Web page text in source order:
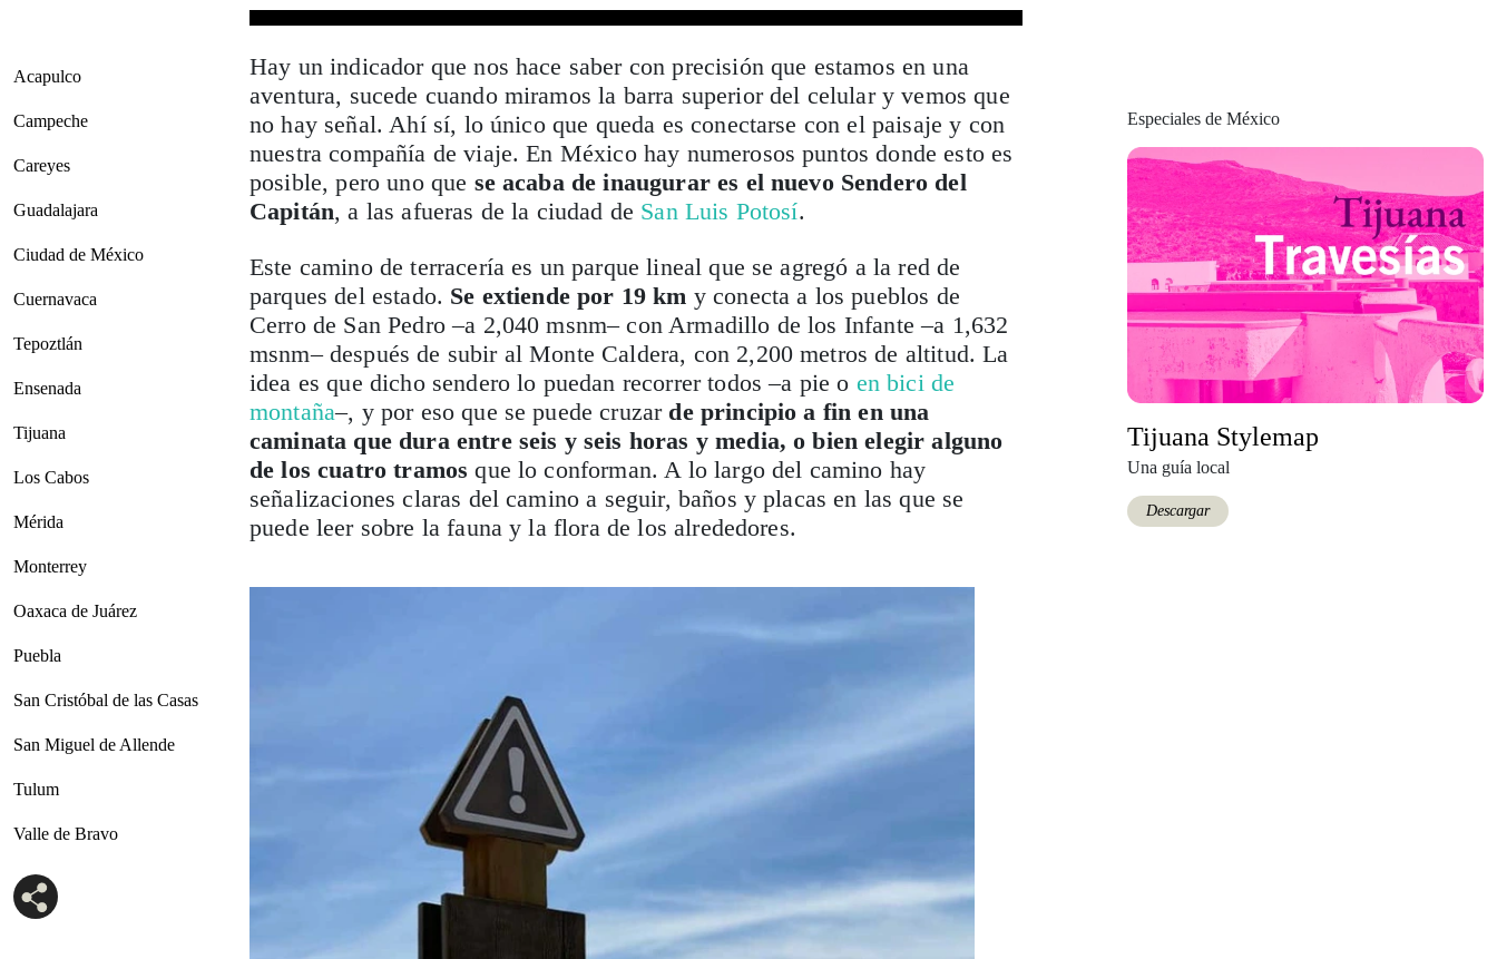
Acapulco
Campeche
Careyes
Guadalajara
Ciudad de México
Cuernavaca
Tepoztlán
Ensenada
Tijuana
Los Cabos
Mérida
Monterrey
Oaxaca de Juárez
Puebla
San Cristóbal de las Casas
San Miguel de Allende
Tulum
Valle de Bravo
Hay un indicador que nos hace saber con precisión que estamos en una
aventura, sucede cuando miramos la barra superior del celular y vemos que
no hay señal. Ahí sí, lo único que queda es conectarse con el paisaje y con
nuestra compañía de viaje. En México hay numerosos puntos donde esto es
posible, pero uno que se acaba de inaugurar es el nuevo Sendero del
Capitán, a las afueras de la ciudad de San Luis Potosí.
Este camino de terracería es un parque lineal que se agregó a la red de
parques del estado. Se extiende por 19 km y conecta a los pueblos de
Cerro de San Pedro –a 2,040 msnm– con Armadillo de los Infante –a 1,632
msnm– después de subir al Monte Caldera, con 2,200 metros de altitud. La
idea es que dicho sendero lo puedan recorrer todos –a pie o en bici de
montaña–, y por eso que se puede cruzar de principio a fin en una
caminata que dura entre seis y seis horas y media, o bien elegir alguno
de los cuatro tramos que lo conforman. A lo largo del camino hay
señalizaciones claras del camino a seguir, baños y placas en las que se
puede leer sobre la fauna y la flora de los alrededores.
Especiales de México
Tijuana Stylemap
Una guía local
Descargar